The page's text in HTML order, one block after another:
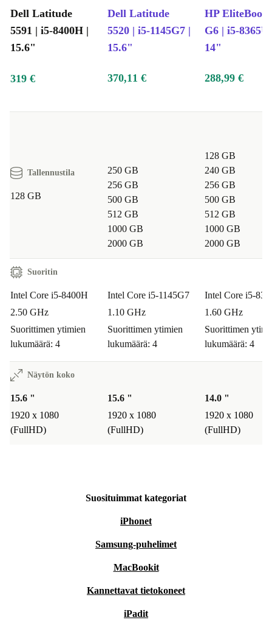
Dell Latitude
5591 | i5-8400H |
15.6"
Dell Latitude
5520 | i5-1145G7 |
15.6"
HP EliteBook
G6 | i5-8365U
14"
319 € 370,11 € 288,99 €
Tallennustila
128 GB
250 GB
256 GB
500 GB
512 GB
1000 GB
2000 GB
128 GB
240 GB
256 GB
500 GB
512 GB
1000 GB
2000 GB
Suoritin
Intel Core i5-8400H
2.50 GHz
Suorittimen ytimien
lukumäärä: 4
Intel Core i5-1145G7
1.10 GHz
Suorittimen ytimien
lukumäärä: 4
Intel Core i5-
1.60 GHz
Suorittimen
lukumäärä: 4
Näytön koko
15.6 "
1920 x 1080
(FullHD)
15.6 "
1920 x 1080
(FullHD)
14.0 "
1920 x 1080
(FullHD)
Suosituimmat kategoriat
iPhonet
Samsung-puhelimet
MacBookit
Kannettavat tietokoneet
iPadit